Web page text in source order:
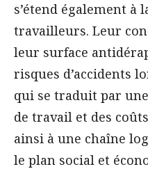
s’étend également à
travailleurs. Leur
leur surface
risques d’accidents
qui se traduit par
de travail et des
ainsi à une chaîne
le plan social et